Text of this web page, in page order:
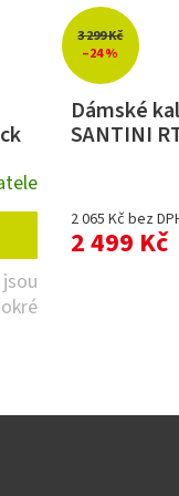
3 299 Kč
–24 %
Dámské
SANTINI
2 065 Kč bez
2 499 Kč